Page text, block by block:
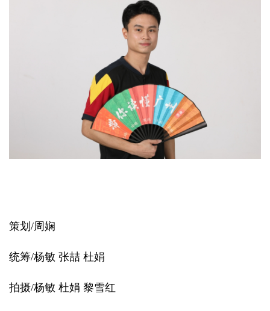
策划/周娴
统筹/杨敏 张喆 杜娟
拍摄/杨敏 杜娟 黎雪红